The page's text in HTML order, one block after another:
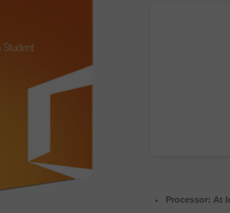
Processor: At